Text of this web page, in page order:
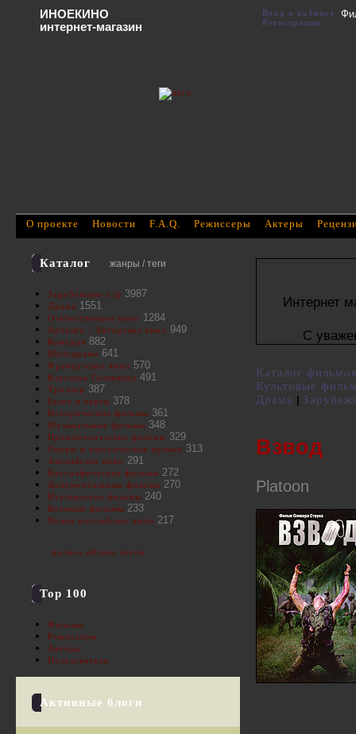
Интернет
С
Каталог
Культовые
Драма
Взвод
Platoon
Каталог жанры / теги
Зарубежные х/ф 3987
Драма 1551
Отечественное кино 1284
Артхаус - Авторское кино 949
Комедия 882
Мелодрама 641
Французское кино 570
Классика Голливуда 491
Триллер 387
Балет и танец 378
Исторические фильмы 361
Музыкальные фильмы 348
Приключенческие фильмы 329
Оперы и классическая музыка 313
Английское кино 291
Биографические фильмы 272
Документальные фильмы 270
Итальянские фильмы 240
Военные фильмы 233
Новое российское кино 217
полное облако тегов
Top 100
Фильмы
Режиссеры
Актеры
Пользователи
Активные блоги
О проекте Новости F.A.Q. Режиссеры Актеры
ИНОЕКИНО
интернет-магазин
Вход в кабинет
Регистрация